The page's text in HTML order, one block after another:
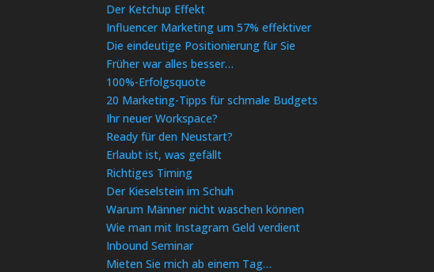
Der Ketchup Effekt
Influencer Marketing um 57% effektiver
Die eindeutige Positionierung für Sie
Früher war alles besser…
100%-Erfolgsquote
20 Marketing-Tipps für schmale Budgets
Ihr neuer Workspace?
Ready für den Neustart?
Erlaubt ist, was gefällt
Richtiges Timing
Der Kieselstein im Schuh
Warum Männer nicht waschen können
Wie man mit Instagram Geld verdient
Inbound Seminar
Mieten Sie mich ab einem Tag…